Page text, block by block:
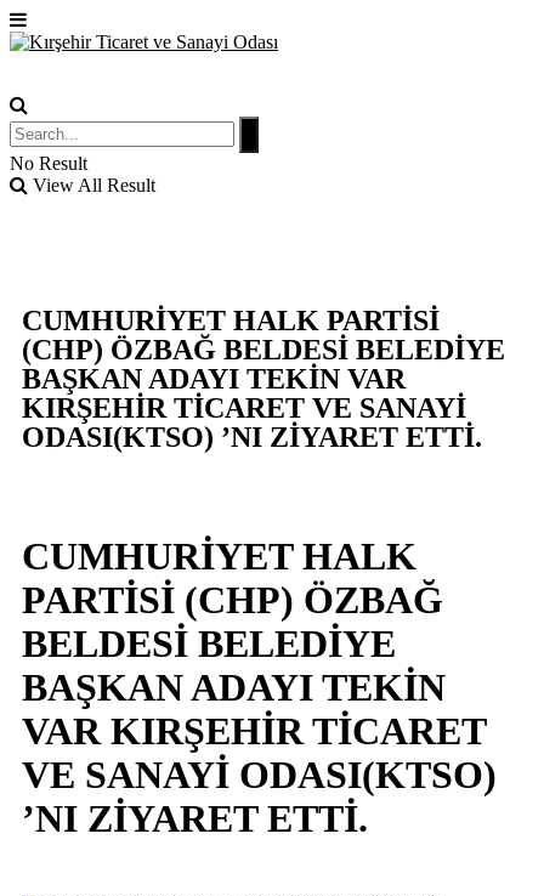
No Result
View All Result
CUMHURİYET HALK PARTİSİ
(CHP) ÖZBAĞ BELDESİ BELEDİYE
BAŞKAN ADAYI TEKİN VAR
KIRŞEHİR TİCARET VE SANAYİ
ODASI(KTSO) ’NI ZİYARET ETTİ.
CUMHURİYET HALK
PARTİSİ (CHP) ÖZBAĞ
BELDESİ BELEDİYE
BAŞKAN ADAYI TEKİN
VAR KIRŞEHİR TİCARET
VE SANAYİ ODASI(KTSO)
’NI ZİYARET ETTİ.